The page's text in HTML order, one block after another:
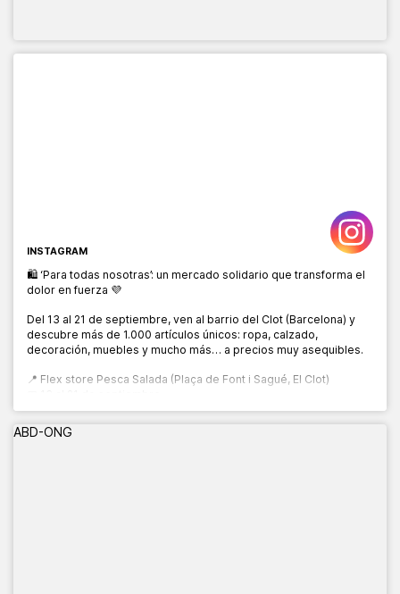
INSTAGRAM
🛍️ ‘Para todas nosotras’: un mercado solidario que transforma el
dolor en fuerza 💜
Del 13 al 21 de septiembre, ven al barrio del Clot (Barcelona) y
descubre más de 1.000 artículos únicos: ropa, calzado,
decoración, muebles y mucho más… a precios muy asequibles.
📍 Flex store Pesca Salada (Plaça de Font i Sagué, El Clot)
🕙 10:00 a 20:00 h
ABD-ONG